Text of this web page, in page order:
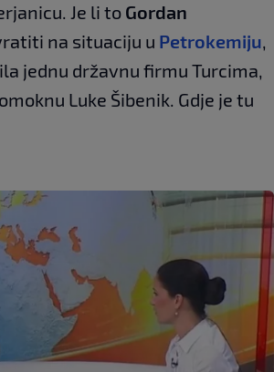
Je li to Gordan
na situaciju u Petrokemiju,
jednu državnu firmu Turcima,
Luke Šibenik. Gdje je tu